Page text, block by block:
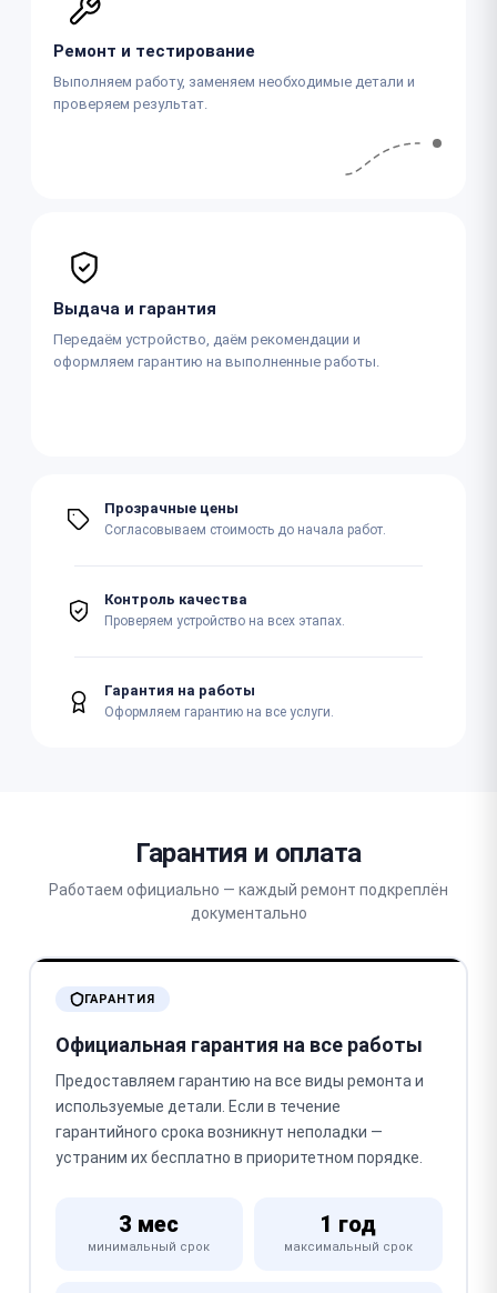
Ремонт и тестирование
Выполняем работу, заменяем необходимые детали и
проверяем результат.
Выдача и гарантия
Передаём устройство, даём рекомендации и
оформляем гарантию на выполненные работы.
Прозрачные цены
Согласовываем стоимость до начала работ.
Контроль качества
Проверяем устройство на всех этапах.
Гарантия на работы
Оформляем гарантию на все услуги.
Гарантия и оплата
Работаем официально — каждый ремонт подкреплён
документально
ГАРАНТИЯ
Официальная гарантия на все работы
Предоставляем гарантию на все виды ремонта и
используемые детали. Если в течение
гарантийного срока возникнут неполадки —
устраним их бесплатно в приоритетном порядке.
3 мес
минимальный срок
1 год
максимальный срок